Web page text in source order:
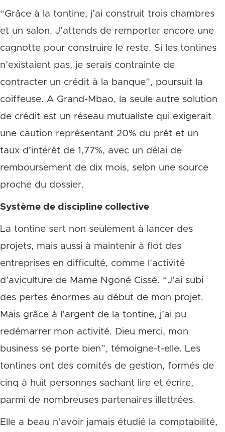
“Grâce à la tontine, j’ai construit trois chambres
et un salon. J’attends de remporter encore une
cagnotte pour construire le reste. Si les tontines
n’existaient pas, je serais contrainte de
contracter un crédit à la banque”, poursuit la
coiffeuse. A Grand-Mbao, la seule autre solution
de crédit est un réseau mutualiste qui exigerait
une caution représentant 20% du prêt et un
taux d’intérêt de 1,77%, avec un délai de
remboursement de dix mois, selon une source
proche du dossier.
Système de discipline collective
La tontine sert non seulement à lancer des
projets, mais aussi à maintenir à flot des
entreprises en difficulté, comme l’activité
d’aviculture de Mame Ngoné Cissé. “J’ai subi
des pertes énormes au début de mon projet.
Mais grâce à l’argent de la tontine, j’ai pu
redémarrer mon activité. Dieu merci, mon
business se porte bien”, témoigne-t-elle. Les
tontines ont des comités de gestion, formés de
cinq à huit personnes sachant lire et écrire,
parmi de nombreuses partenaires illettrées.
Elle a beau n’avoir jamais étudié la comptabilité,